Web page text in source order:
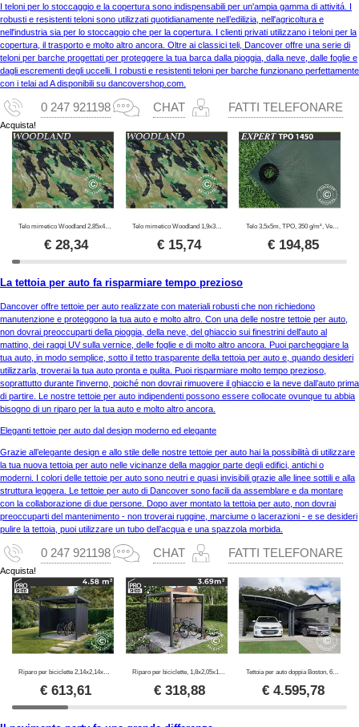
I teloni per lo stoccaggio e la copertura sono indispensabili per un'ampia gamma di attivitá. I
robusti e resistenti teloni sono utilizzati quotidianamente nell’edilizia, nell'agricoltura e
nell'industria sia per lo stoccaggio che per la copertura. I clienti privati utilizzano i teloni per la
copertura, il trasporto e molto altro ancora. Oltre ai classici teli, Dancover offre una serie di
teloni per barche progettati per proteggere la tua barca dalla pioggia, dalla neve, dalle foglie e
dagli escrementi degli uccelli. I robusti e resistenti teloni per barche funzionano perfettamente
con i telai ad A disponibili su dancovershop.com.
0 247 921198 CHAT FATTI TELEFONARE
Acquista!
Telo mimetico Woodland 2,85x4m, 100g/m²
€ 28,34 € 15,74
Telo 3,5x5m, TPO, 350 g/m², Verde
€ 194,85
La tettoia per auto fa risparmiare tempo prezioso
Dancover offre tettoie per auto realizzate con materiali robusti che non richiedono
manutenzione e proteggono la tua auto e molto altro. Con una delle nostre tettoie per auto,
non dovrai preoccuparti della pioggia, della neve, del ghiaccio sui finestrini dell'auto al
mattino, dei raggi UV sulla vernice, delle foglie e di molto altro ancora. Puoi parcheggiare la
tua auto, in modo semplice, sotto il tetto trasparente della tettoia per auto e, quando desideri
utilizzarla, troverai la tua auto pronta e pulita. Puoi risparmiare molto tempo prezioso,
soprattutto durante l'inverno, poiché non dovrai rimuovere il ghiaccio e la neve dall’auto prima
di partire. Le nostre tettoie per auto indipendenti possono essere collocate ovunque tu abbia
bisogno di un riparo per la tua auto e molto altro ancora.
Eleganti tettoie per auto dal design moderno ed elegante
Grazie all’elegante design e allo stile delle nostre tettoie per auto hai la possibilità di utilizzare
la tua nuova tettoia per auto nelle vicinanze della maggior parte degli edifici, antichi o
moderni. I colori delle tettoie per auto sono neutri e quasi invisibili grazie alle linee sottili e alla
struttura leggera. Le tettoie per auto di Dancover sono facili da assemblare e da montare
con la collaborazione di due persone. Dopo aver montato la tettoia per auto, non dovrai
preoccuparti del mantenimento - non troverai ruggine, marciume o lacerazioni - e se desideri
pulire la tettoia, puoi utilizzare un tubo dell’acqua e una spazzola morbida.
0 247 921198 CHAT FATTI TELEFONARE
Acquista!
€613,61 € 318,88
Tettoia per auto doppia Boston, 6x5x2,4m, Grigio
€ 4.595,78